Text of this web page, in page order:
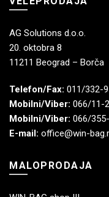
AG Solutions d.o.o.
20. oktobra 8
11211 Beograd – Borča
Telefon/Fax: 011/332-
Mobilni/Viber: 066/11-
Mobilni/Viber: 066/
E-mail: office@win-
MALOPRODAJA